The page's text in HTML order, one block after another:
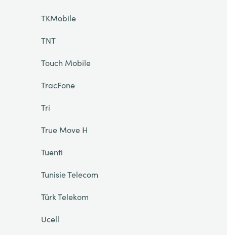
TKMobile
TNT
Touch Mobile
TracFone
Tri
True Move H
Tuenti
Tunisie Telecom
Türk Telekom
Ucell